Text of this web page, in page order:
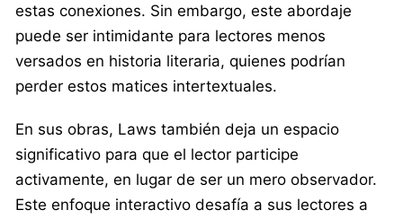
estas conexiones. Sin embargo, este abordaje
puede ser intimidante para lectores menos
versados en historia literaria, quienes podrían
perder estos matices intertextuales.
En sus obras, Laws también deja un espacio
significativo para que el lector participe
activamente, en lugar de ser un mero observador.
Este enfoque interactivo desafía a sus lectores a